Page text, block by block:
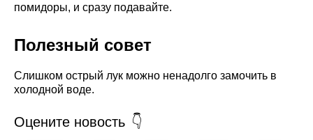
помидоры, и сразу подавайте.
Полезный совет
Слишком острый лук можно ненадолго замочить в
холодной воде.
Оцените новость